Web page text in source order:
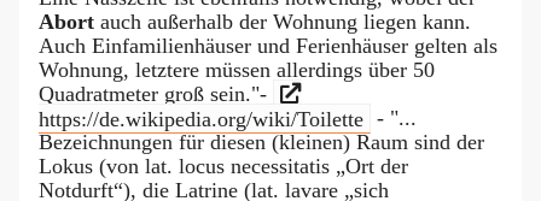
Abort auch außerhalb der Wohnung liegen kann.
Auch Einfamilienhäuser und Ferienhäuser gelten als
Wohnung, letztere müssen allerdings über 50
Quadratmeter groß sein."-
https://de.wikipedia.org/wiki/Toilette - "...
Bezeichnungen für diesen (kleinen) Raum sind der
Lokus (von lat. locus necessitatis „Ort der
Notdurft“), die Latrine (lat. lavare „sich